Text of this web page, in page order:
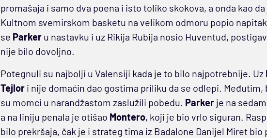
promašaja i samo dva poena i isto toliko skokova, a onda kao
Kultnom svemirskom basketu na velikom odmoru popio
se Parker u nastavku i uz Rikija Rubija nosio Huventud,
nije bilo dovoljno.
Potegnuli su najbolji u Valensiji kada je to bilo najpotrebnije. Uz
Tejlor i nije domaćin dao gostima priliku da se odlepi.
su momci u narandžastom zaslužili pobedu. Parker je na
a na liniju penala je otišao Montero, koji je bio vrlo siguran.
bilo prekršaja, čak je i strateg tima iz Badalone Danijel Miret